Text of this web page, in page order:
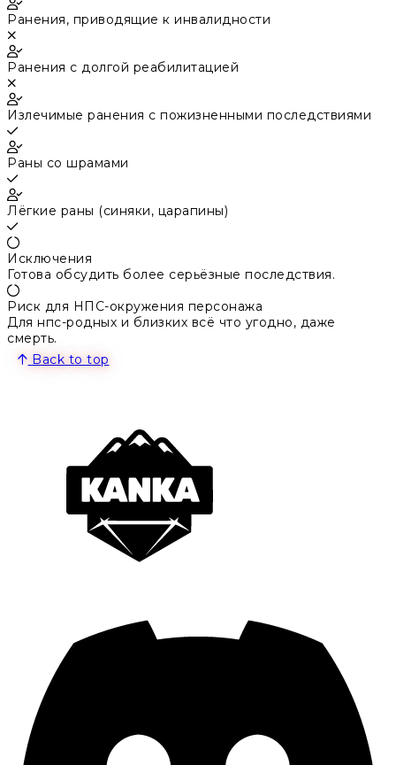
Ранения, приводящие к инвалидности
Ранения с долгой реабилитацией
Излечимые ранения с пожизненными последствиями
Раны со шрамами
Лёгкие раны (синяки, царапины)
Исключения
Готова обсудить более серьёзные последствия.
Риск для НПС-окружения персонажа
Для нпс-родных и близких всё что угодно, даже
смерть.
Back to top